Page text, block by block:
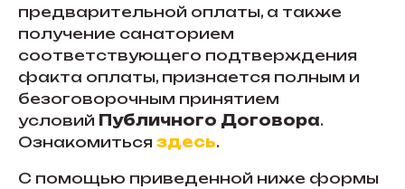
предварительной оплаты, а также
получение санаторием
соответствующего подтверждения
факта оплаты, признается полным и
безоговорочным принятием
условий Публичного Договора.
Ознакомиться здесь.
С помощью приведенной ниже формы